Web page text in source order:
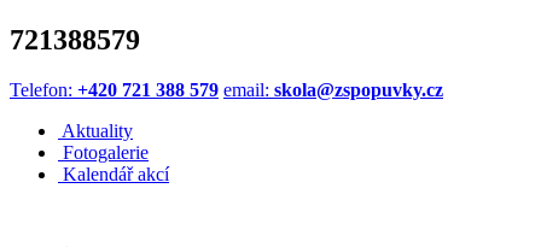
721388579
Telefon: +420 721 388 579 email: skola@zspopuvky.cz
Aktuality
Fotogalerie
Kalendář akcí